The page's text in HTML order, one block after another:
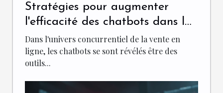
Stratégies pour augmenter
l'efficacité des chatbots dans la
vente en ligne
Dans l'univers concurrentiel de la vente en
ligne, les chatbots se sont révélés être des
outils...